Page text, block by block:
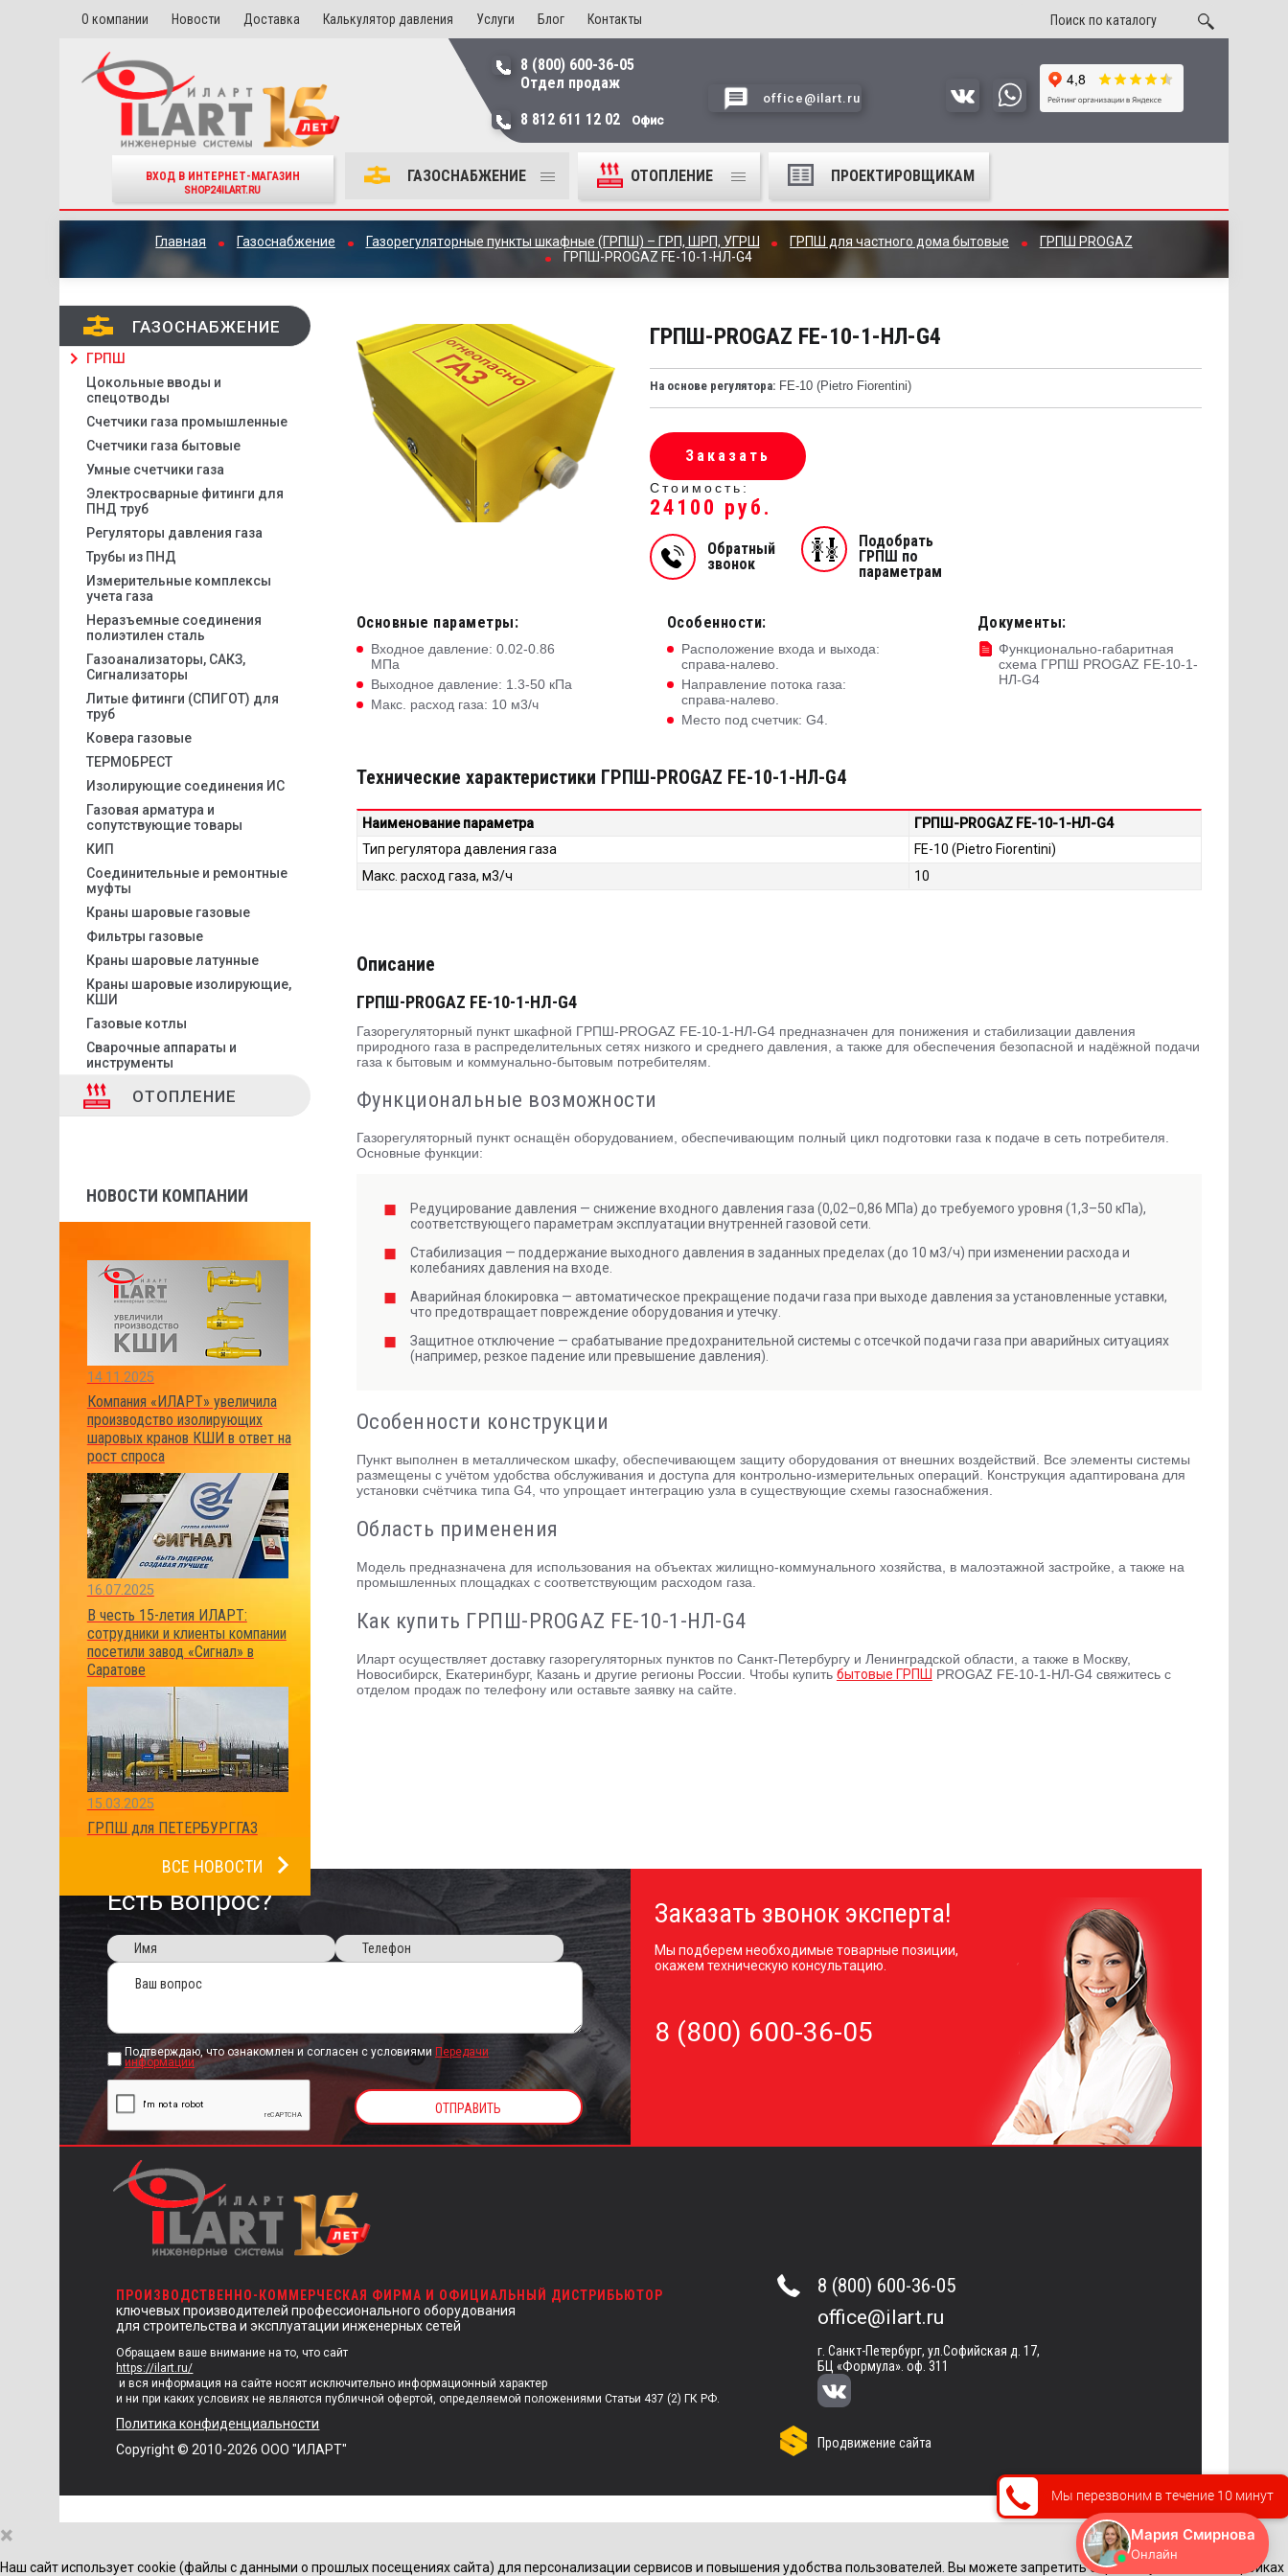
О компании Новости Доставка Калькулятор давления Услуги Блог Контакты
ВХОД В ИНТЕРНЕТ-МАГАЗИН
SHOP24ILART.RU
8 (800) 600-36-05
Отдел продаж
8 812 611 12 02
Офис
office@ilart.ru
ГАЗОСНАБЖЕНИЕ ОТОПЛЕНИЕ ПРОЕКТИРОВЩИКАМ
Главная Газоснабжение Газорегуляторные пункты шкафные (ГРПШ) – ГРП, ШРП, УГРШ ГРПШ для частного дома бытовые
ГРПШ PROGAZ
ГРПШ-PROGAZ FE-10-1-НЛ-G4
ГАЗОСНАБЖЕНИЕ
ГРПШ
Цокольные вводы и
спецотводы
Счетчики газа промышленные
Счетчики газа бытовые
Умные счетчики газа
Электросварные фитинги для
ПНД труб
Регуляторы давления газа
Трубы из ПНД
Измерительные комплексы
учета газа
Неразъемные соединения
полиэтилен сталь
Газоанализаторы, САКЗ,
Сигнализаторы
Литые фитинги (СПИГОТ) для
труб
Ковера газовые
ТЕРМОБРЕСТ
Изолирующие соединения ИС
Газовая арматура и
сопутствующие товары
КИП
Соединительные и ремонтные
муфты
Краны шаровые газовые
Фильтры газовые
Краны шаровые латунные
Краны шаровые изолирующие,
КШИ
Газовые котлы
Сварочные аппараты и
инструменты
ОТОПЛЕНИЕ
НОВОСТИ КОМПАНИИ
14.11.2025
Компания «ИЛАРТ» увеличила
производство изолирующих
шаровых кранов КШИ в ответ на
рост спроса
16.07.2025
В честь 15-летия ИЛАРТ:
сотрудники и клиенты компании
посетили завод «Сигнал» в
Саратове
15.03.2025
ГРПШ для ПЕТЕРБУРГГАЗ
ВСЕ НОВОСТИ
ГРПШ-PROGAZ FE-10-1-НЛ-G4
На основе регулятора:FE-10 (Pietro Fiorentini)
Заказать
Стоимость:
24100 руб.
Обратный
звонок
Подобрать
ГРПШ по
параметрам
Основные параметры:
Входное давление: 0.02-0.86
МПа
Выходное давление: 1.3-50 кПа
Макс. расход газа: 10 м3/ч
Особенности:
Расположение входа и выхода:
справа-налево.
Направление потока газа:
справа-налево.
Место под счетчик: G4.
Документы:
Функционально-габаритная
схема ГРПШ PROGAZ FE-10-1-
НЛ-G4
Технические характеристики ГРПШ-PROGAZ FE-10-1-НЛ-G4
Наименование параметра
ГРПШ-PROGAZ FE-10-1-НЛ-G4
Тип регулятора давления газа
FE-10 (Pietro Fiorentini)
Макс. расход газа, м3/ч
10
Описание
ГРПШ-PROGAZ FE-10-1-НЛ-G4
Газорегуляторный пункт шкафной ГРПШ-PROGAZ FE-10-1-НЛ-G4 предназначен для понижения и стабилизации давления
природного газа в распределительных сетях низкого и среднего давления, а также для обеспечения безопасной и надёжной подачи
газа к бытовым и коммунально-бытовым потребителям.
Функциональные возможности
Газорегуляторный пункт оснащён оборудованием, обеспечивающим полный цикл подготовки газа к подаче в сеть потребителя.
Основные функции:
Редуцирование давления — снижение входного давления газа (0,02–0,86 МПа) до требуемого уровня (1,3–50 кПа),
соответствующего параметрам эксплуатации внутренней газовой сети.
Стабилизация — поддержание выходного давления в заданных пределах (до 10 м3/ч) при изменении расхода и
колебаниях давления на входе.
Аварийная блокировка — автоматическое прекращение подачи газа при выходе давления за установленные уставки,
что предотвращает повреждение оборудования и утечку.
Защитное отключение — срабатывание предохранительной системы с отсечкой подачи газа при аварийных ситуациях
(например, резкое падение или превышение давления).
Особенности конструкции
Пункт выполнен в металлическом шкафу, обеспечивающем защиту оборудования от внешних воздействий. Все элементы системы
размещены с учётом удобства обслуживания и доступа для контрольно-измерительных операций. Конструкция адаптирована для
установки счётчика типа G4, что упрощает интеграцию узла в существующие схемы газоснабжения.
Область применения
Модель предназначена для использования на объектах жилищно-коммунального хозяйства, в малоэтажной застройке, а также на
промышленных площадках с соответствующим расходом газа.
Как купить ГРПШ-PROGAZ FE-10-1-НЛ-G4
Иларт осуществляет доставку газорегуляторных пунктов по Санкт-Петербургу и Ленинградской области, а также в Москву,
Новосибирск, Екатеринбург, Казань и другие регионы России. Чтобы купить бытовые ГРПШ PROGAZ FE-10-1-НЛ-G4 свяжитесь с
отделом продаж по телефону или оставьте заявку на сайте.
Есть вопрос?
Подтверждаю, что ознакомлен и согласен с условиями Передачи
информации
Заказать звонок эксперта!
Мы подберем необходимые товарные позиции,
окажем техническую консультацию.
8 (800) 600-36-05
ПРОИЗВОДСТВЕННО-КОММЕРЧЕСКАЯ ФИРМА И ОФИЦИАЛЬНЫЙ ДИСТРИБЬЮТОР
ключевых производителей профессионального оборудования
для строительства и эксплуатации инженерных сетей
Обращаем ваше внимание на то, что сайт
https://ilart.ru/
и вся информация на сайте носят исключительно информационный характер
и ни при каких условиях не являются публичной офертой, определяемой положениями Статьи 437 (2) ГК РФ.
Политика конфиденциальности
Copyright © 2010-2026 ООО "ИЛАРТ"
8 (800) 600-36-05
office@ilart.ru
г. Санкт-Петербург, ул.Софийская д. 17,
БЦ «Формула». оф. 311
Продвижение сайта
×
Наш сайт использует cookie (файлы с данными о прошлых посещениях сайта) для персонализации сервисов и повышения удобства пользователей. Вы можете запретить обработку cookie в настройках
Мы перезвоним в течение 10 минут